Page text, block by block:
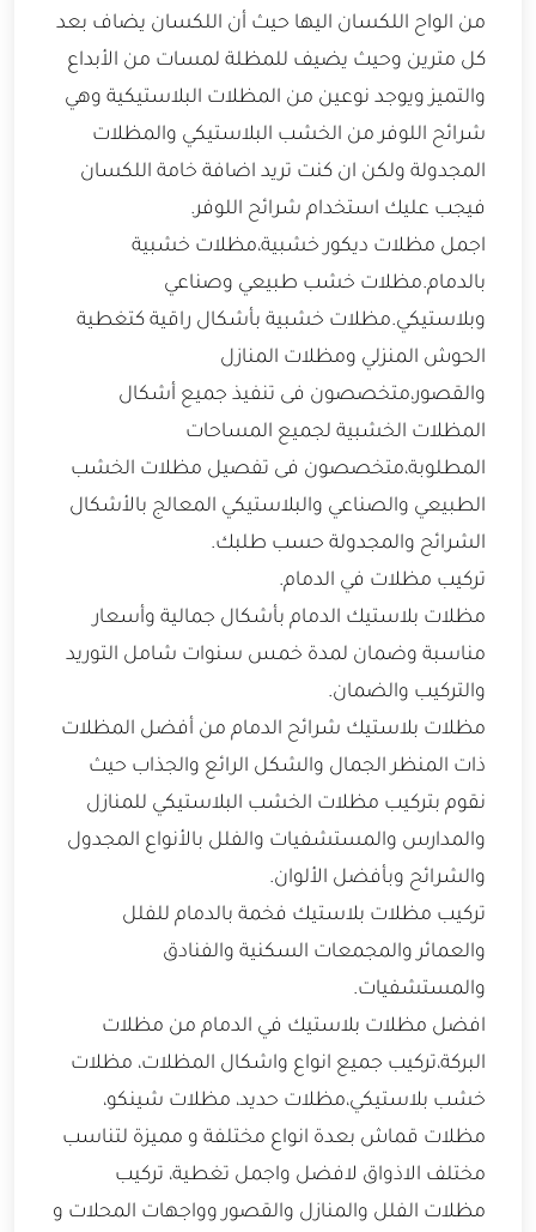
من الواح اللكسان اليها حيث أن اللكسان يضاف بعد
كل مترين وحيث يضيف للمظلة لمسات من الأبداع
والتميز ويوجد نوعين من المظلات البلاستيكية وهي
شرائح اللوفر من الخشب البلاستيكي والمظلات
المجدولة ولكن ان كنت تريد اضافة خامة اللكسان
فيجب عليك استخدام شرائح اللوفر.
اجمل مظلات ديكور خشبية،مظلات خشبية
بالدمام.مظلات خشب طبيعي وصناعي
وبلاستيكي.مظلات خشبية بأشكال راقية كتغطية
الحوش المنزلي ومظلات المنازل
والقصور،متخصصون فى تنفيذ جميع أشكال
المظلات الخشبية لجميع المساحات
المطلوبة،متخصصون فى تفصيل مظلات الخشب
الطبيعي والصناعي والبلاستيكي المعالج بالأشكال
الشرائح والمجدولة حسب طلبك.
تركيب مظلات في الدمام.
مظلات بلاستيك الدمام بأشكال جمالية وأسعار
مناسبة وضمان لمدة خمس سنوات شامل التوريد
والتركيب والضمان.
مظلات بلاستيك شرائح الدمام من أفضل المظلات
ذات المنظر الجمال والشكل الرائع والجذاب حيث
نقوم بتركيب مظلات الخشب البلاستيكي للمنازل
والمدارس والمستشفيات والفلل بالأنواع المجدول
والشرائح وبأفضل الألوان.
تركيب مظلات بلاستيك فخمة بالدمام للفلل
والعمائر والمجمعات السكنية والفنادق
والمستشفيات.
افضل مظلات بلاستيك في الدمام من مظلات
البركة،تركيب جميع انواع واشكال المظلات، مظلات
خشب بلاستيكي،مظلات حديد، مظلات شينكو،
مظلات قماش بعدة انواع مختلفة و مميزة لتناسب
مختلف الاذواق لافضل واجمل تغطية، تركيب
مظلات الفلل والمنازل والقصور وواجهات المحلات و